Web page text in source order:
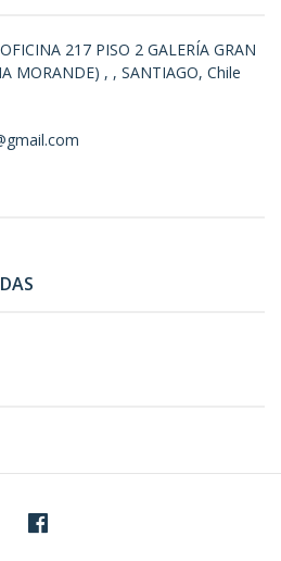
217 PISO 2 GALERÍA GRAN
MORANDE) , , SANTIAGO, Chile